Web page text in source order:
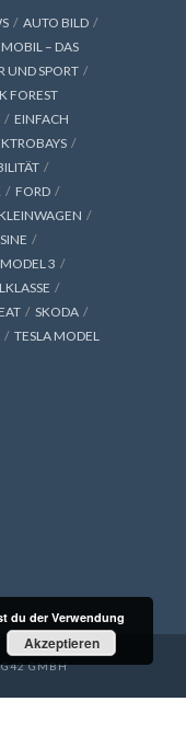
AUTO BILD
– DAS
UND SPORT
FOREST
EINFACH
FORD
KLEINWAGEN
MODEL 3
SKODA
TESLA MODEL
GMBH
du der Verwendung
Akzeptieren